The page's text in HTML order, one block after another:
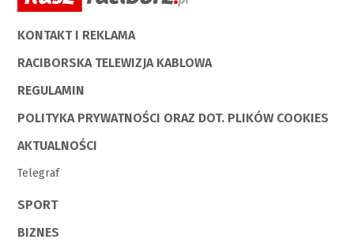
KONTAKT I REKLAMA
RACIBORSKA TELEWIZJA KABLOWA
REGULAMIN
POLITYKA PRYWATNOŚCI ORAZ DOT. PLIKÓW COOKIES
AKTUALNOŚCI
Telegraf
SPORT
BIZNES